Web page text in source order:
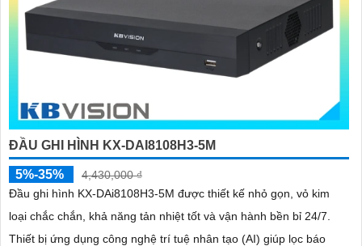
ĐẦU GHI HÌNH KX-DAI8108H3-5M
5%-35%
4,430,000 ₫
Đầu ghi hình KX-DAi8108H3-5M được thiết kế nhỏ gọn, vỏ kim
loại chắc chắn, khả năng tản nhiệt tốt và vận hành bền bỉ 24/7.
Thiết bị ứng dụng công nghệ trí tuệ nhân tạo (AI) giúp lọc báo